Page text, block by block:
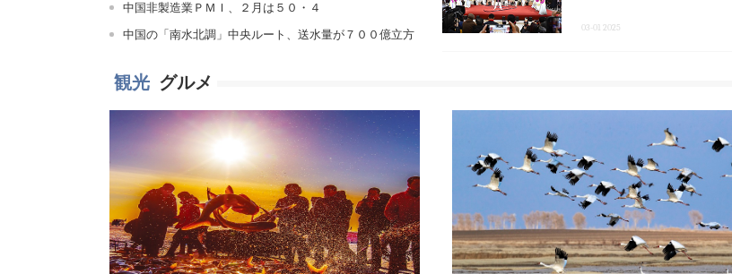
中国非製造業ＰＭＩ、２月は５０・４
中国の「南水北調」中央ルート、送水量が７００億立方
03-01 2025
観光 グルメ